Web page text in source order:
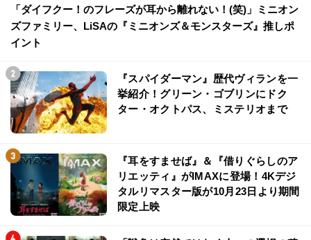
「ダイフクー！のフレーズが耳から離れない！(笑)」ミニオン
ズファミリー、LiSAの『ミニオンズ＆モンスターズ』推しポ
イント
『スパイダーマン』歴代ヴィランを一
挙紹介！グリーン・ゴブリンにドク
ター・オクトパス、ミステリオまで
『耳をすませば』＆『借りぐらしのア
リエッティ』がIMAXに登場！4Kデジ
タルリマスター版が10月23日より期間
限定上映